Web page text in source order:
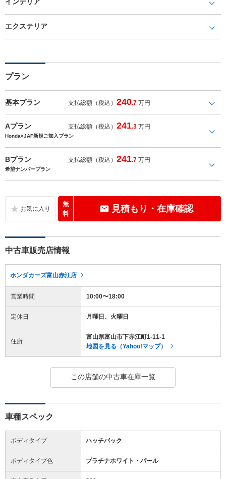
エクステリア
プラン
基本プラン 支払総額（税込）240.7 万円
Aプラン 支払総額（税込）241.3 万円
Honda×JAF新規ご加入プラン
Bプラン 支払総額（税込）241.7 万円
希望ナンバープラン
無
料
見積もり・在庫確認
中古車販売店情報
ホンダカーズ富山赤江店
営業時間 10:00〜18:00
定休日 月曜日、火曜日
住所
富山県富山市下赤江町1-11-1
地図を見る（Yahoo!マップ）
この店舗の中古車在庫一覧
車種スペック
ボディタイプ ハッチバック
ボディタイプ色 プラチナホワイト・パール